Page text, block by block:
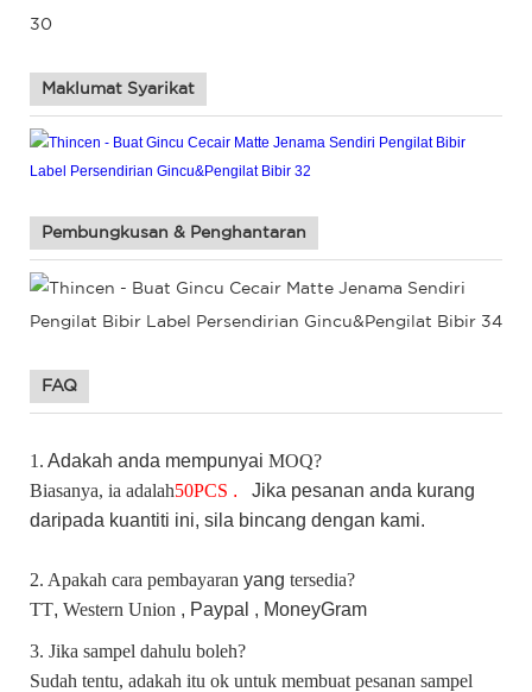
Maklumat Syarikat
Pembungkusan & Penghantaran
FAQ
1. Adakah anda mempunyai MOQ?
Biasanya, ia adalah50PCS . Jika pesanan anda kurang
daripada kuantiti ini, sila bincang dengan kami.
2. Apakah cara pembayaran yang tersedia?
TT, Western Union , Paypal , MoneyGram
3. Jika sampel dahulu boleh?
Sudah tentu, adakah itu ok untuk membuat pesanan sampel